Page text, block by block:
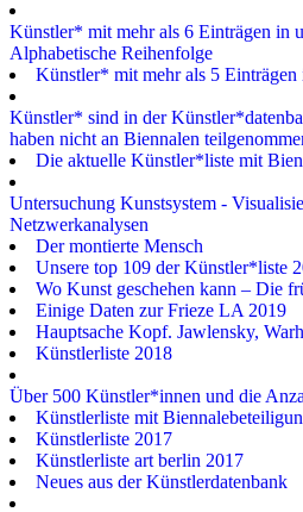
Künstler* mit mehr als 6 Einträgen in
Alphabetische Reihenfolge
Künstler* mit mehr als 5 Einträgen
Künstler* sind in der
haben nicht an Biennalen
Die aktuelle Künstler*liste mit
Untersuchung Kunstsystem -
Netzwerkanalysen
Der montierte Mensch
Unsere top 109 der Künstler*liste
Wo Kunst geschehen kann – Die
Einige Daten zur Frieze LA 2019
Hauptsache Kopf. Jawlensky,
Künstlerliste 2018
Über 500 Künstler*innen und die
Künstlerliste mit
Künstlerliste 2017
Künstlerliste art berlin 2017
Neues aus der Künstlerdatenbank